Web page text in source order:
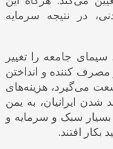
در نتیجه سرمایه
جامعه را تغییر
کننده و انداختن
می‌گیرد، هزینه‌های
ایرانیان، به یمن
بسیار سبک و سرمایه و
بکار افتند.